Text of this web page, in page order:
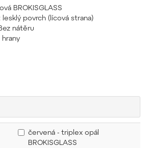
BROKISGLASS
lesklý povrch (lícová strana)
nátěru
hrany
červená - triplex opál
BROKISGLASS